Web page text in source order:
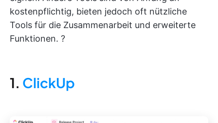
kostenpflichtig, bieten jedoch oft nützliche
Tools für die Zusammenarbeit und erweiterte
Funktionen. ?
1. ClickUp